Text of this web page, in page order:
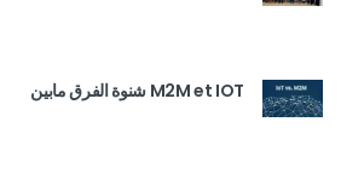
M2M et IOT شنوة الفرق مابين